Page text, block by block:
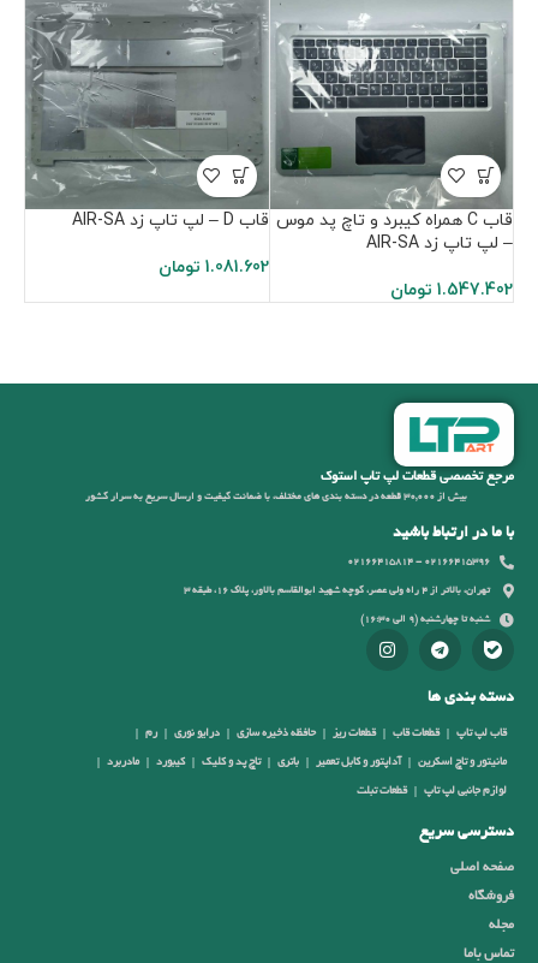
قاب C همراه کیبرد و تاچ پد موس
– لپ تاپ زد AIR-SA
1.547.402 تومان
قاب D – لپ تاپ زد AIR-SA
1.081.602 تومان
مرجع تخصصی قطعات لپ تاپ استوک
بیش از 30,000 قطعه در دسته بندی های مختلف، با ضمانت کیفیت و ارسال سریع به سرار کشور
با ما در ارتباط باشید
02166415396 - 02166415814
تهران، بالاتر از 4 راه ولی عصر، کوچه شهید ابوالقاسم بالاور، پلاک 16، طبقه 3
شنبه تا چهارشنبه (9 الی 16:30)
دسته بندی ها
قاب لپ تاپ قطعات قاب قطعات ریز حافظه ذخیره سازی درایو نوری رم
مانیتور و تاچ اسکرین آداپتور و کابل تعمیر باتری تاچ پد و کلیک کیبورد مادربرد
لوازم جانبی لپ تاپ قطعات تبلت
دسترسی سریع
صفحه اصلی
فروشگاه
مجله
تماس باما